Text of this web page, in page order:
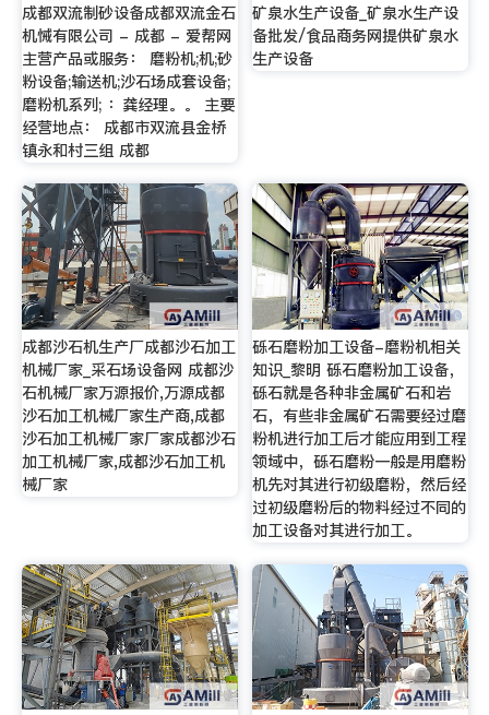
成都双流制砂设备成都双流金石
机悈有限公司 - 成都 - 爱帮网
主营产品或服务： 磨粉机;机;砂
粉设备;输送机;沙石场成套设备;
磨粉机系列; ：龚经理。。 主要
经营地点： 成都市双流县金桥
镇永和村三组 成都
矿泉水生产设备_矿泉水生产设
备批发/食品商务网提供矿泉水
生产设备
成都沙石机生产厂成都沙石加工
机械厂家_采石场设备网 成都沙
石机械厂家万源报价,万源成都
沙石加工机械厂家生产商,成都
沙石加工机械厂家厂家成都沙石
加工机械厂家,成都沙石加工机
械厂家
砾石磨粉加工设备-磨粉机相关
知识_黎明 砾石磨粉加工设备，
砾石就是各种非金属矿石和岩
石，有些非金属矿石需要经过磨
粉机进行加工后才能应用到工程
领域中，砾石磨粉一般是用磨粉
机先对其进行初级磨粉，然后经
过初级磨粉后的物料经过不同的
加工设备对其进行加工。